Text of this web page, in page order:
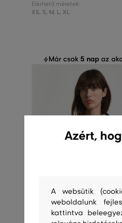
Elérhető méretek:
XS, S, M, L, XL
Már csak 5 nap az
Azért,
A websütik
weboldalunk
kattintva